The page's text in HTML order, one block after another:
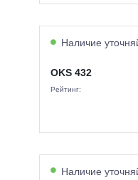
Наличие
OKS 432
Рейтинг:
Наличие